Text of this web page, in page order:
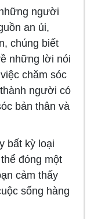
người
an ủi,
chúng biết
những lời nói
chăm sóc
người có
bản thân và
bất kỳ loại
đóng một
cảm thấy
sống hàng